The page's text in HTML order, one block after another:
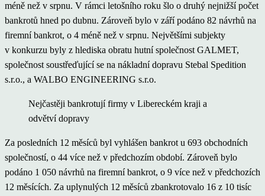
méně než v srpnu. V rámci letošního roku šlo o druhý nejnižší počet
bankrotů hned po dubnu. Zároveň bylo v září podáno 82 návrhů na
firemní bankrot, o 4 méně než v srpnu. Největšími subjekty
v konkurzu byly z hlediska obratu hutní společnost GALMET,
společnost soustřeďující se na nákladní dopravu Stebal Spedition
s.r.o., a WALBO ENGINEERING s.r.o.
Nejčastěji bankrotují firmy v Libereckém kraji a
odvětví dopravy
Za posledních 12 měsíců byl vyhlášen bankrot u 693 obchodních
společností, o 44 více než v předchozím období. Zároveň bylo
podáno 1 050 návrhů na firemní bankrot, o 9 více než v předchozích
12 měsících. Za uplynulých 12 měsíců zbankrotovalo 16 z 10 tisíc